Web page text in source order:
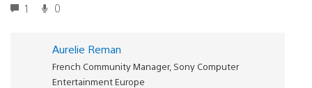
1 0
Aurelie Reman
French Community Manager, Sony Computer
Entertainment Europe